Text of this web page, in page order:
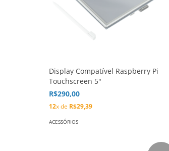
Display Compatível Raspberry Pi
Touchscreen 5″
R$290,00
12x de R$29,39
ACESSÓRIOS